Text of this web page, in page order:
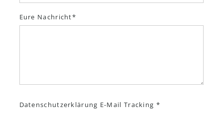
Eure Nachricht
Datenschutzerklärung E-Mail Tracking *